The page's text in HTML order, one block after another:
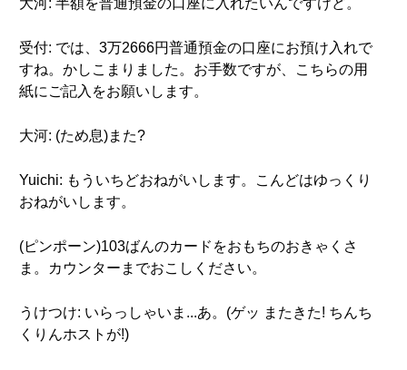
大河: 半額を普通預金の口座に入れたいんですけど。
受付: では、3万2666円普通預金の口座にお預け入れで
すね。かしこまりました。お手数ですが、こちらの用
紙にご記入をお願いします。
大河: (ため息)また?
Yuichi: もういちどおねがいします。こんどはゆっくり
おねがいします。
(ピンポーン)103ばんのカードをおもちのおきゃくさ
ま。カウンターまでおこしください。
うけつけ: いらっしゃいま...あ。(ゲッ またきた! ちんち
くりんホストが!)